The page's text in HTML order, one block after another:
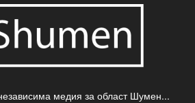
медия за област Шумен...